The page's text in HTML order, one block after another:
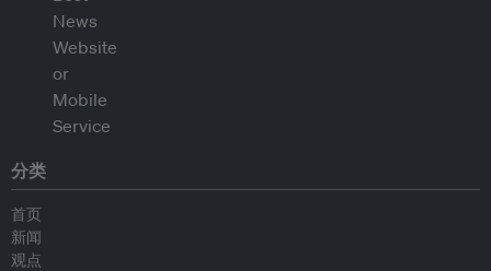
分类
首页
新闻
观点